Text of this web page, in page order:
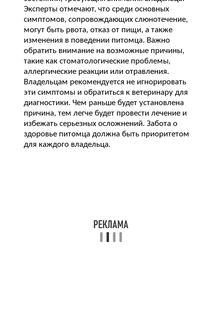
Эксперты отмечают, что среди основных
симптомов, сопровождающих слюнотечение,
могут быть рвота, отказ от пищи, а также
изменения в поведении питомца. Важно
обратить внимание на возможные причины,
такие как стоматологические проблемы,
аллергические реакции или отравления.
Владельцам рекомендуется не игнорировать
эти симптомы и обратиться к ветеринару для
диагностики. Чем раньше будет установлена
причина, тем легче будет провести лечение и
избежать серьезных осложнений. Забота о
здоровье питомца должна быть приоритетом
для каждого владельца.